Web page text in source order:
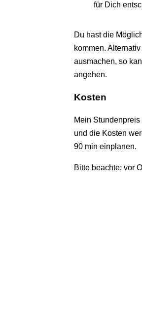
für Dich
Du hast die
kommen.
ausmachen, so
angehen.
Kosten
Mein
und die Kosten
90 min einplanen.
Bitte beachte: vor